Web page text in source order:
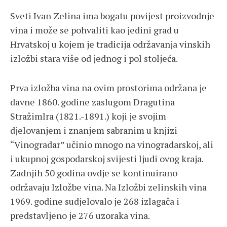
Sveti Ivan Zelina ima bogatu povijest proizvodnje
vina i može se pohvaliti kao jedini grad u
Hrvatskoj u kojem je tradicija održavanja vinskih
izložbi stara više od jednog i pol stoljeća.
Prva izložba vina na ovim prostorima održana je
davne 1860. godine zaslugom Dragutina
Stražimlra (1821.-1891.) koji je svojim
djelovanjem i znanjem sabranim u knjizi
“Vinogradar” učinio mnogo na vinogradarskoj, ali
i ukupnoj gospodarskoj svijesti ljudi ovog kraja.
Zadnjih 50 godina ovdje se kontinuirano
održavaju Izložbe vina. Na Izložbi zelinskih vina
1969. godine sudjelovalo je 268 izlagača i
predstavljeno je 276 uzoraka vina.